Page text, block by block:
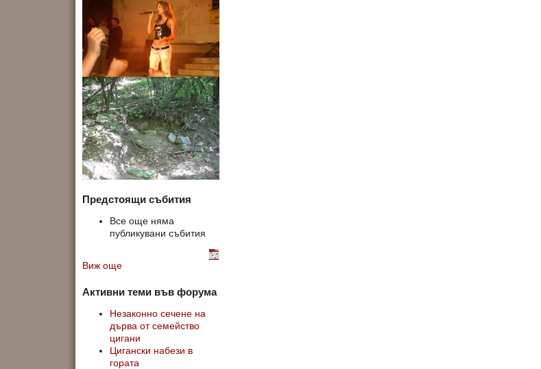
Предстоящи събития
Все още няма
публикувани събития
Виж още
Активни теми във форума
Незаконно сечене на
дърва от семейство
цигани
Цигански набези в
гората